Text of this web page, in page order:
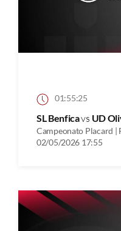
01:55:25
SL Benficavs UD
Campeonato Placard |
02/05/2026 17:55